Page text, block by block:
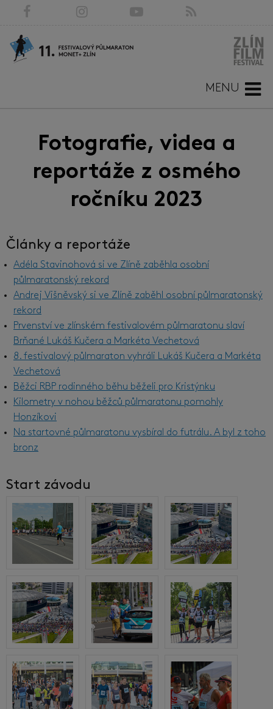
MENU
Fotografie, videa a
reportáže z osmého
ročníku 2023
Články a reportáže
Adéla Stavinohová si ve Zlíně zaběhla osobní
půlmaratonský rekord
Andrej Višněvský si ve Zlíně zaběhl osobní půlmaratonský
rekord
Prvenství ve zlínském festivalovém půlmaratonu slaví
Brňané Lukáš Kučera a Markéta Vechetová
8. festivalový půlmaraton vyhráli Lukáš Kučera a Markéta
Vechetová
Běžci RBP rodinného běhu běželi pro Kristýnku
Kilometry v nohou běžců půlmaratonu pomohly
Honzíkovi
Na startovné půlmaratonu vysbíral do futrálu. A byl z toho
bronz
Start závodu